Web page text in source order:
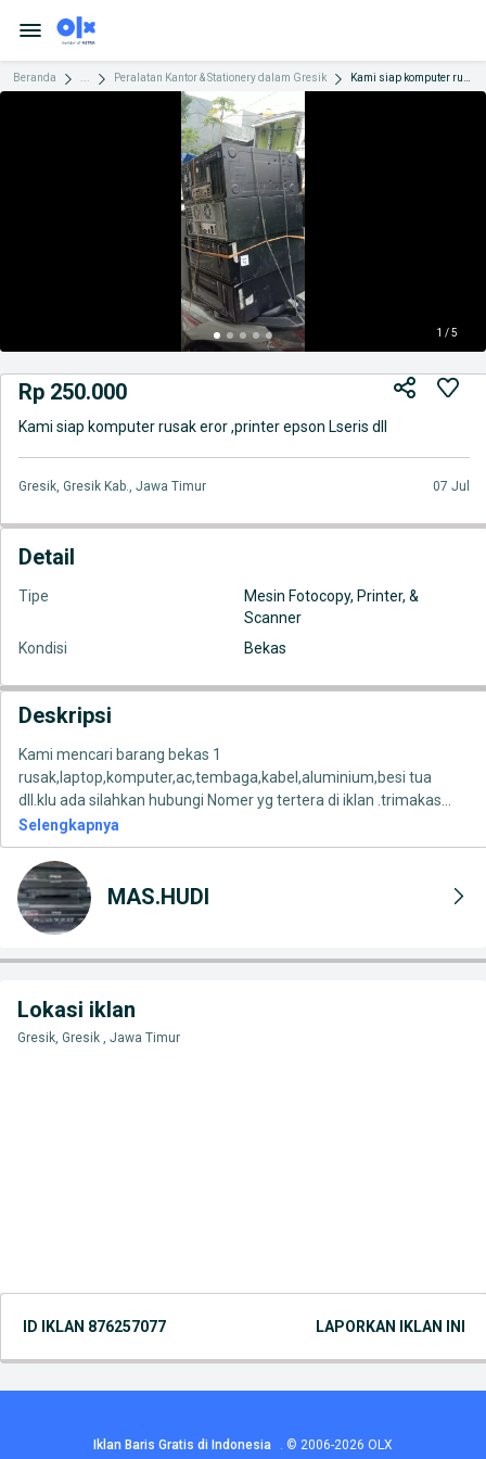
Beranda Peralatan Kantor & Stationery dalam Gresik
1 / 5
Rp 250.000
Kami siap komputer rusak eror ,printer epson Lseris dll
Gresik, Gresik Kab., Jawa Timur 07 Jul
Detail
Tipe
Mesin Fotocopy, Printer, &
Scanner
Kondisi
Bekas
Deskripsi
Kami mencari barang bekas 1
rusak,laptop,komputer,ac,tembaga,kabel,aluminium,besi tua
dll.klu ada silahkan hubungi Nomer yg tertera di iklan .trimakas
Selengkapnya
MAS.HUDI
Lokasi iklan
Gresik, Gresik , Jawa Timur
ID IKLAN 876257077 LAPORKAN IKLAN INI
Iklan Baris Gratis di Indonesia . © 2006-2026 OLX